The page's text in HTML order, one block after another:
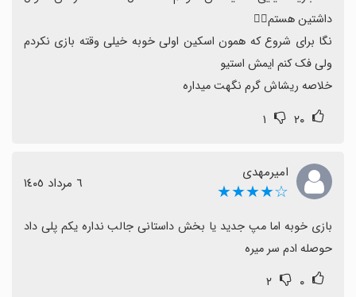
اظهار نظر کرده‌اند.
به طور کلی اگر دنبال تجربه بقای چالش‌برانگیز با گرافیک
خوب و تمایل به به‌روزرسانی‌ها و حالت آنلاین دارید، این
بازی گزینه‌ای خوب برای امتحان است.
خلاصه ریشاش گرم نگهت میداره
۲۰ ۱
امیرمهدی
☆★★★★ ٦ مرداد ١٤٠٥
حوصله ادم سر میره
۰ ۲